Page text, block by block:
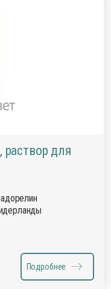
для
Подробнее